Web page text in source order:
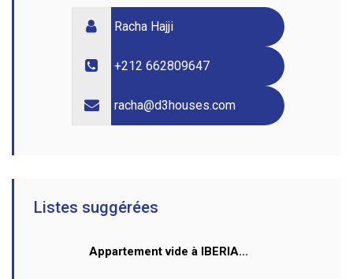
Racha Hajji
+212 662809647
racha@d3houses.com
Listes suggérées
Appartement vide à IBERIA...